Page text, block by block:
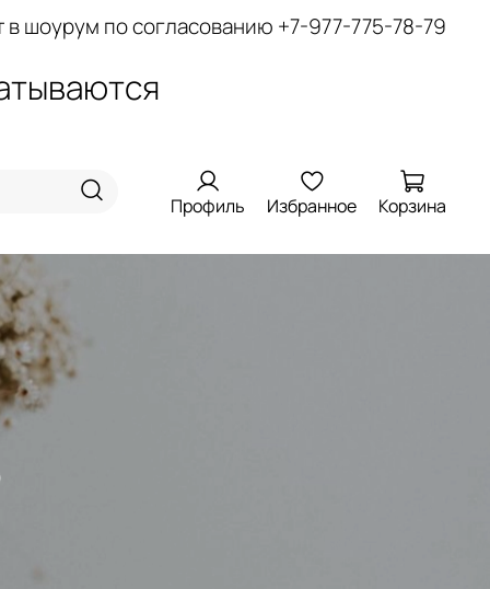
в шоурум по согласованию +7-977-775-78-79
Профиль Избранное Корзина